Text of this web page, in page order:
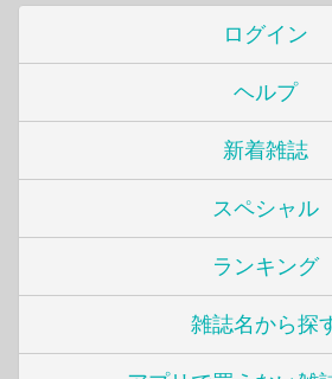
ログイン
ヘルプ
新着雑誌
スペシャル
ランキング
雑誌名から探